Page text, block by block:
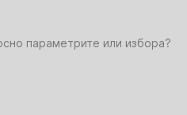
параметрите или избора?